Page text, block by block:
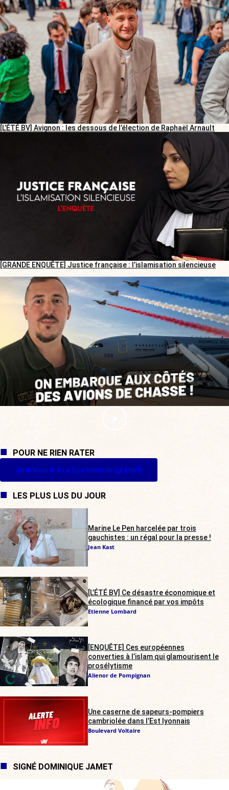
[L’ÉTÉ BV] Avignon : les dessous de l’élection de Raphaël Arnault
[GRANDE ENQUÊTE] Justice française : l’islamisation silencieuse
POUR NE RIEN RATER
Je m'inscris à La Quotidienne (gratuit)
LES PLUS LUS DU JOUR
Marine Le Pen harcelée par trois
gauchistes : un régal pour la presse !
Jean Kast
[L’ÉTÉ BV] Ce désastre économique et
écologique financé par vos impôts
Etienne Lombard
[ENQUÊTE] Ces européennes
converties à l’islam qui glamourisent le
prosélytisme
Alienor de Pompignan
Une caserne de sapeurs-pompiers
cambriolée dans l’Est lyonnais
Boulevard Voltaire
SIGNÉ DOMINIQUE JAMET